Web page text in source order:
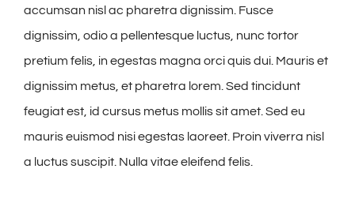
accumsan nisl ac pharetra dignissim. Fusce
dignissim, odio a pellentesque luctus, nunc tortor
pretium felis, in egestas magna orci quis dui. Mauris et
dignissim metus, et pharetra lorem. Sed tincidunt
feugiat est, id cursus metus mollis sit amet. Sed eu
mauris euismod nisi egestas laoreet. Proin viverra nisl
a luctus suscipit. Nulla vitae eleifend felis.